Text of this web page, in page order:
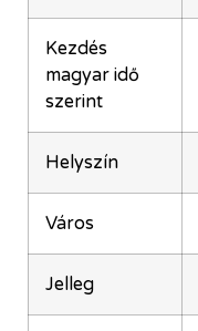
Kezdés
magyar idő
szerint
Helyszín
Város
Jelleg